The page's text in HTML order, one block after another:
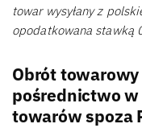
towar wysyłany z
opodatkowana stawką
Obrót
pośrednictwo w
towarów spoza